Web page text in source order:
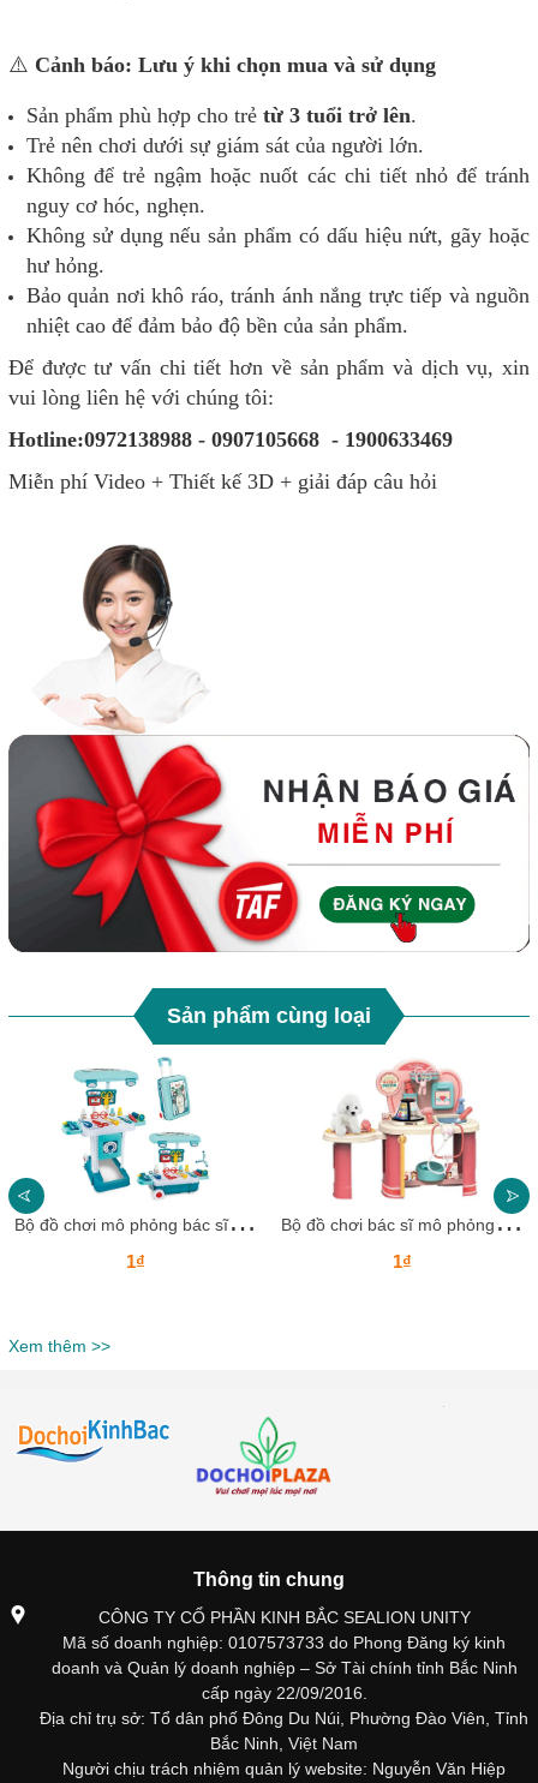
⚠️ Cảnh báo: Lưu ý khi chọn mua và sử dụng
Sản phẩm phù hợp cho trẻ từ 3 tuổi trở lên.
Trẻ nên chơi dưới sự giám sát của người lớn.
Không để trẻ ngậm hoặc nuốt các chi tiết nhỏ để tránh
nguy cơ hóc, nghẹn.
Không sử dụng nếu sản phẩm có dấu hiệu nứt, gãy hoặc
hư hỏng.
Bảo quản nơi khô ráo, tránh ánh nắng trực tiếp và nguồn
nhiệt cao để đảm bảo độ bền của sản phẩm.
Để được tư vấn chi tiết hơn về sản phẩm và dịch vụ, xin
vui lòng liên hệ với chúng tôi:
Hotline:0972138988 - 0907105668 - 1900633469
Miễn phí Video + Thiết kế 3D + giải đáp câu hỏi
Sản phẩm cùng loại
B
ộ đồ chơi mô phỏng bác sĩ DCBSKB20 – Bé yêu hóa thân thành bác sĩ nhí
1₫
B
ộ đồ chơi bác sĩ mô phỏng bàn phẫu thuật cho bé DCBSKB19 – Bé hóa thân thành bác sĩ chuyên nghiệp
1₫
Xem thêm >>
Thông tin chung
CÔNG TY CỔ PHẦN KINH BẮC SEALION UNITY
Mã số doanh nghiệp: 0107573733 do Phong Đăng ký kinh
doanh và Quản lý doanh nghiệp – Sở Tài chính tỉnh Bắc Ninh
cấp ngày 22/09/2016.
Địa chỉ trụ sở: Tổ dân phố Đông Du Núi, Phường Đào Viên, Tỉnh
Bắc Ninh, Việt Nam
Người chịu trách nhiệm quản lý website: Nguyễn Văn Hiệp